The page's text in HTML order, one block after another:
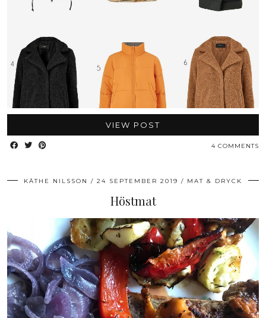
VIEW POST
4 COMMENTS
KÄTHE NILSSON 24 SEPTEMBER 2019 MAT & DRYCK
Höstmat